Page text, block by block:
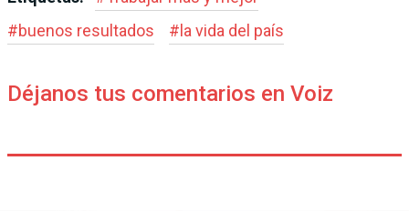
#buenos resultados # la vida del país
Déjanos tus comentarios en Voiz